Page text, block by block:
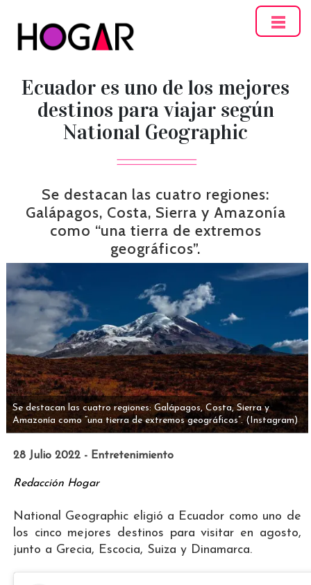
Ecuador es uno de los mejores
destinos para viajar según
National Geographic
Se destacan las cuatro regiones:
Galápagos, Costa, Sierra y Amazonía
como “una tierra de extremos
geográficos”.
Se destacan las cuatro regiones: Galápagos, Costa, Sierra y
Amazonía como “una tierra de extremos geográficos”. (Instagram)
28 Julio 2022 - Entretenimiento
Redacción Hogar
National Geographic eligió a Ecuador como uno de
los cinco mejores destinos para visitar en agosto,
junto a Grecia, Escocia, Suiza y Dinamarca.